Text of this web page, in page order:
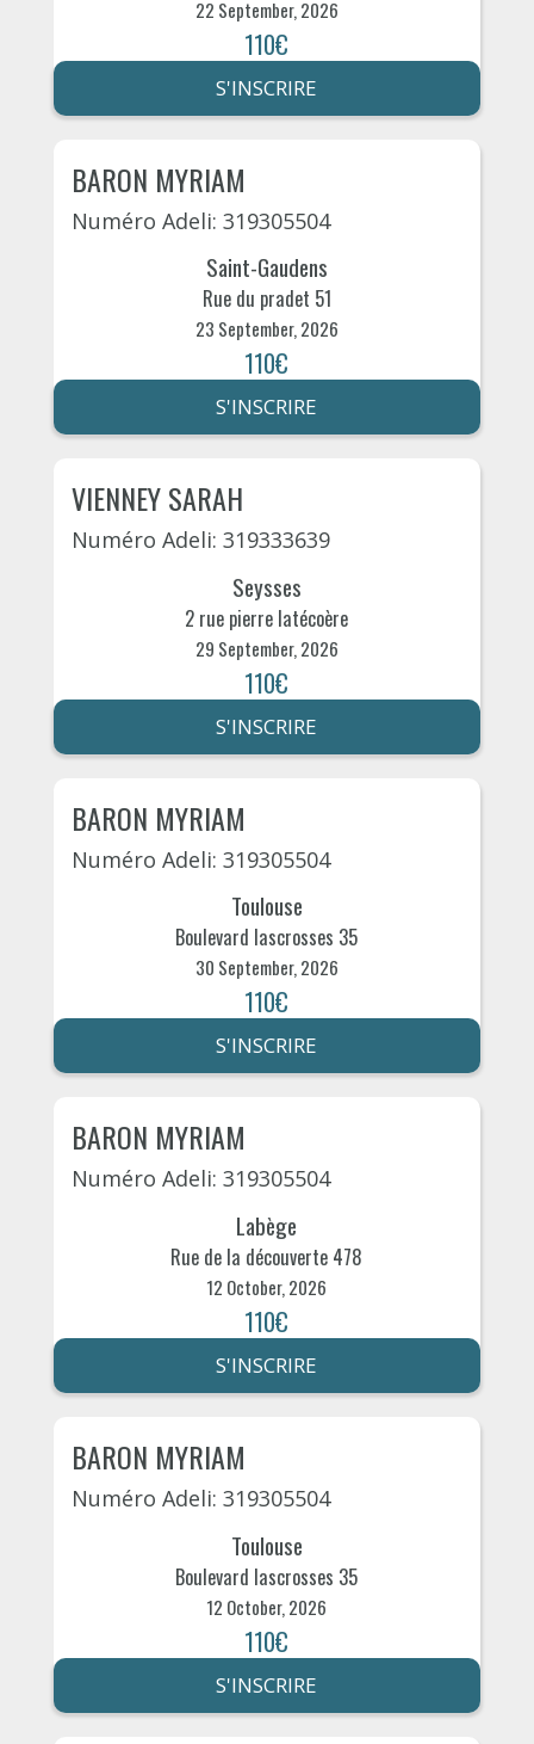
22 September, 2026
110€
S'INSCRIRE
BARON MYRIAM
Numéro Adeli: 319305504
Saint-Gaudens
Rue du pradet 51
23 September, 2026
110€
S'INSCRIRE
VIENNEY SARAH
Numéro Adeli: 319333639
Seysses
2 rue pierre latécoère
29 September, 2026
110€
S'INSCRIRE
BARON MYRIAM
Numéro Adeli: 319305504
Toulouse
Boulevard lascrosses 35
30 September, 2026
110€
S'INSCRIRE
BARON MYRIAM
Numéro Adeli: 319305504
Labège
Rue de la découverte 478
12 October, 2026
110€
S'INSCRIRE
BARON MYRIAM
Numéro Adeli: 319305504
Toulouse
Boulevard lascrosses 35
12 October, 2026
110€
S'INSCRIRE